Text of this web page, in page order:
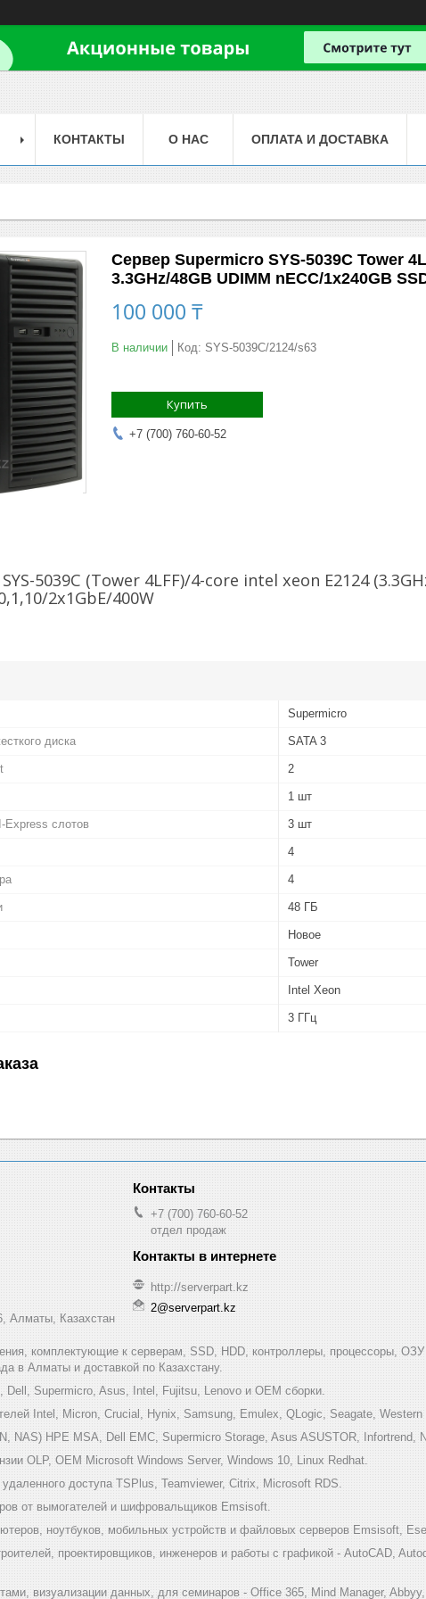
КОНТАКТЫ О НАС ОПЛАТА И ДОСТАВКА
Сервер Supermicro SYS-5039C Tower
3.3GHz/48GB UDIMM nECC/1x240GB
100 000 ₸
В наличии Код: SYS-5039C/2124/s63
Купить
+7 (700) 760-60-52
5039C (Tower 4LFF)/4-core intel xeon E2124
2x1GbE/400W
Supermicro
диска SATA 3
2
1 шт
Express слотов 3 шт
4
4
48 ГБ
Новое
Tower
Intel Xeon
3 ГГц
Алматы, Казахстан
+7 (700) 760-60-52
отдел продаж
http://serverpart.kz
2@serverpart.kz
комплектующие к серверам, SSD, HDD, контроллеры, процессоры,
в Алматы и доставкой по Казахстану.
Dell, Supermicro, Asus, Intel, Fujitsu, Lenovo и ОЕМ сборки.
Intel, Micron, Crucial, Hynix, Samsung, Emulex, QLogic, Seagate, Western
NAS) HPE MSA, Dell EMC, Supermicro Storage, Asus ASUSTOR, Infortrend,
OLP, OEM Microsoft Windows Server, Windows 10, Linux Redhat.
доступа TSPlus, Teamviewer, Citrix, Microsoft RDS.
от вымогателей и шифровальщиков Emsisoft.
ноутбуков, мобильных устройств и файловых серверов Emsisoft,
проектировщиков, инженеров и работы с графикой - AutoCAD,
визуализации данных, для семинаров - Office 365, Mind Manager,